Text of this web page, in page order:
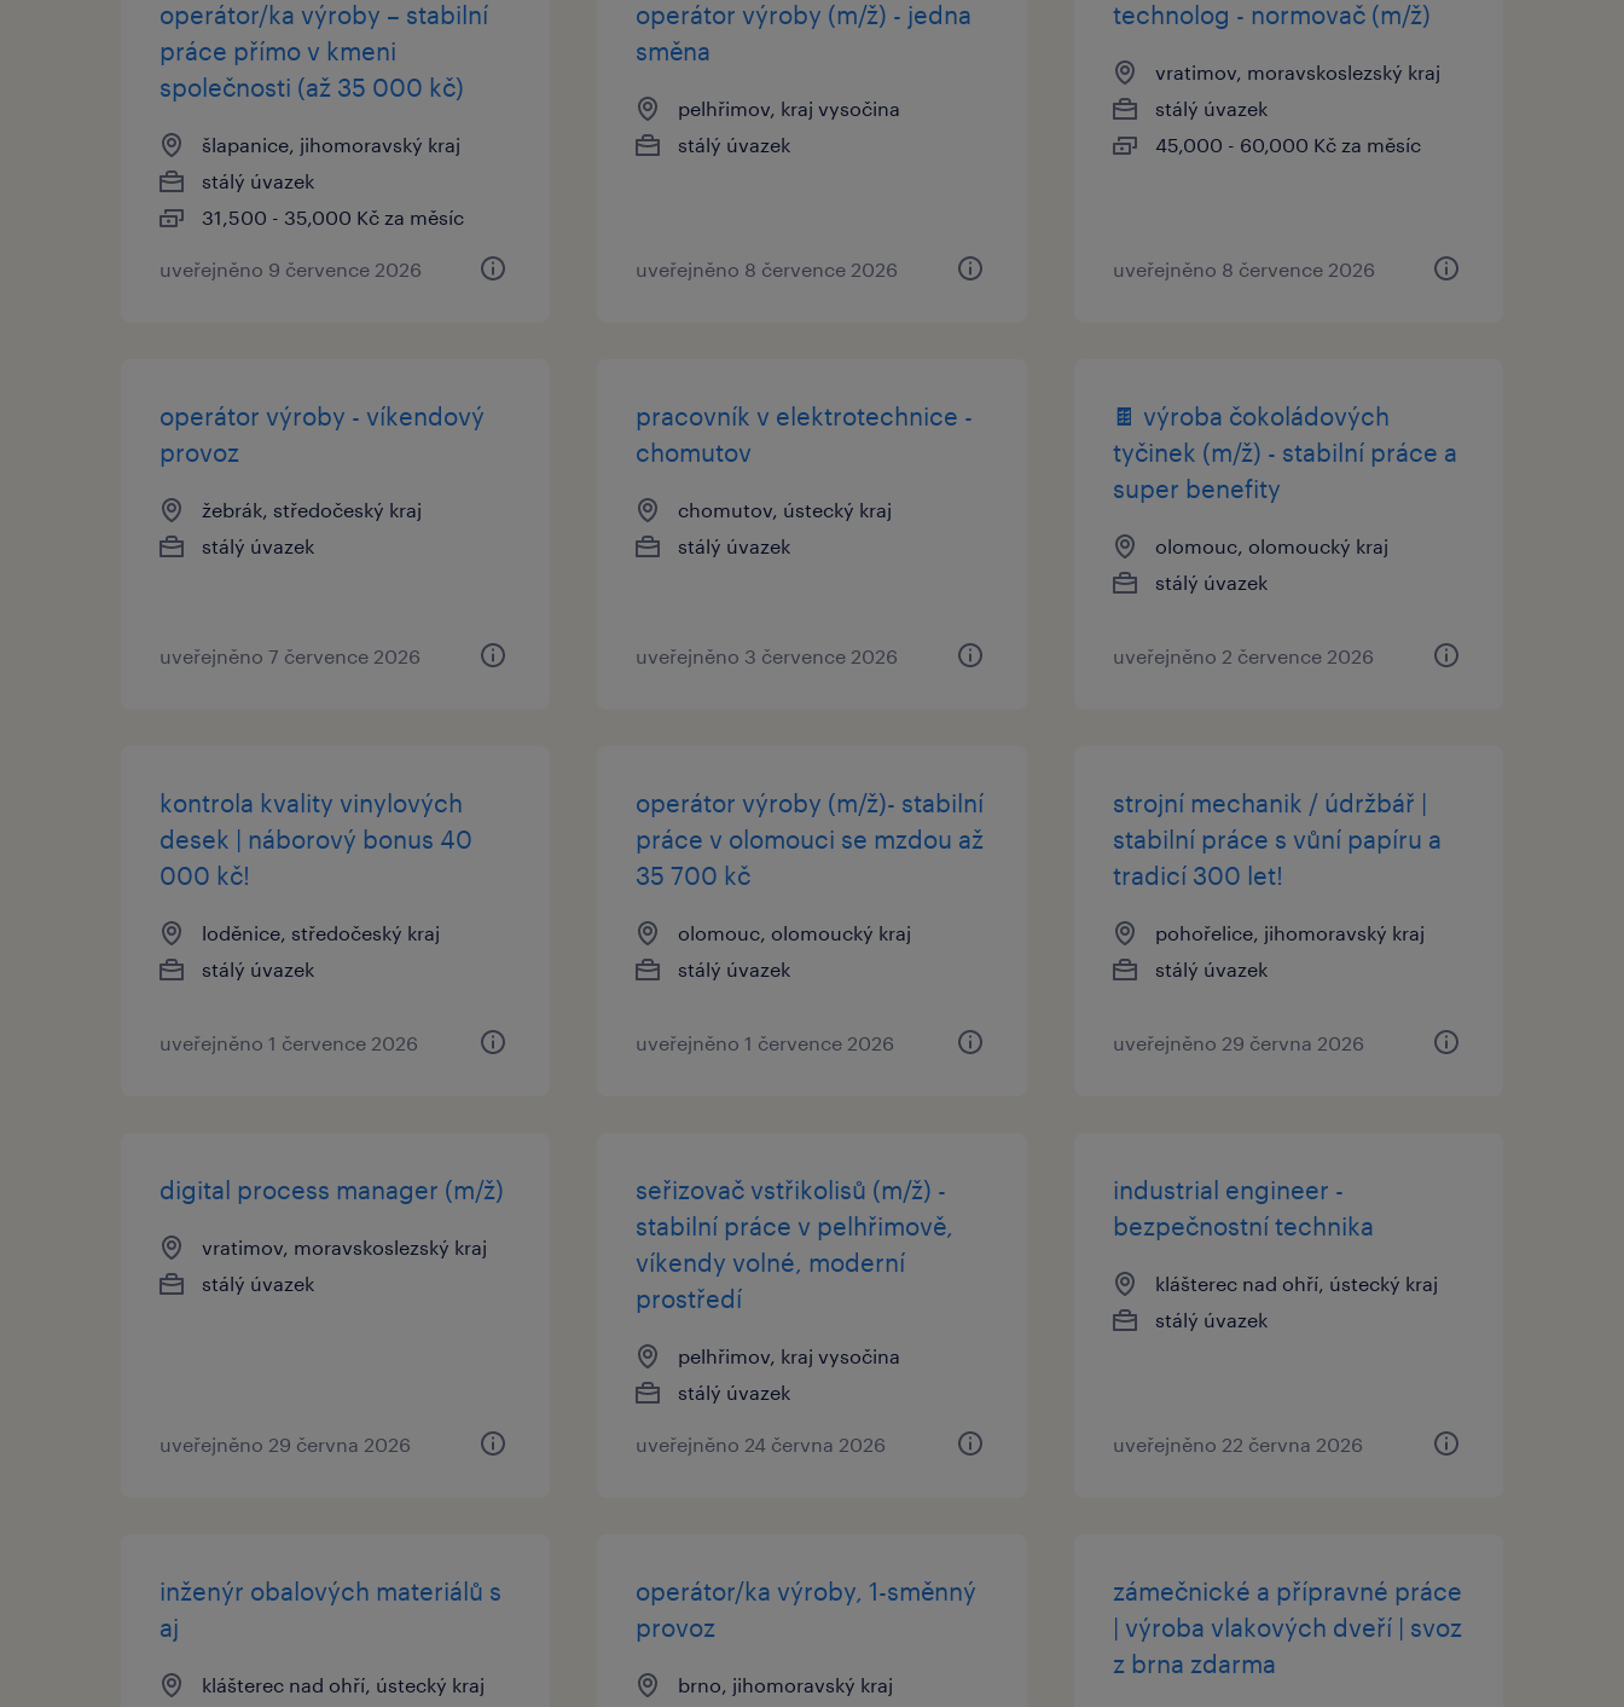
operátor/ka výroby – stabilní
práce přímo v kmeni
společnosti (až 35 000 kč)
šlapanice, jihomoravský kraj
stálý úvazek
31,500 - 35,000 Kč za měsíc
uveřejněno 9 července 2026
operátor výroby (m/ž) - jedna
směna
pelhřimov, kraj vysočina
stálý úvazek
uveřejněno 8 července 2026
technolog - normovač (m/ž)
vratimov, moravskoslezský kraj
stálý úvazek
45,000 - 60,000 Kč za měsíc
uveřejněno 8 července 2026
operátor výroby - víkendový
provoz
žebrák, středočeský kraj
stálý úvazek
uveřejněno 7 července 2026
pracovník v elektrotechnice -
chomutov
chomutov, ústecký kraj
stálý úvazek
uveřejněno 3 července 2026
🍫 výroba čokoládových
tyčinek (m/ž) - stabilní práce a
super benefity
olomouc, olomoucký kraj
stálý úvazek
uveřejněno 2 července 2026
kontrola kvality vinylových
desek | náborový bonus 40
000 kč!
loděnice, středočeský kraj
stálý úvazek
uveřejněno 1 července 2026
operátor výroby (m/ž)- stabilní
práce v olomouci se mzdou až
35 700 kč
olomouc, olomoucký kraj
stálý úvazek
uveřejněno 1 července 2026
strojní mechanik / údržbář |
stabilní práce s vůní papíru a
tradicí 300 let!
pohořelice, jihomoravský kraj
stálý úvazek
uveřejněno 29 června 2026
digital process manager (m/ž)
vratimov, moravskoslezský kraj
stálý úvazek
uveřejněno 29 června 2026
seřizovač vstřikolisů (m/ž) -
stabilní práce v pelhřimově,
víkendy volné, moderní
prostředí
pelhřimov, kraj vysočina
stálý úvazek
uveřejněno 24 června 2026
industrial engineer -
bezpečnostní technika
klášterec nad ohří, ústecký kraj
stálý úvazek
uveřejněno 22 června 2026
inženýr obalových materiálů s
aj
klášterec nad ohří, ústecký kraj
operátor/ka výroby, 1-směnný
provoz
brno, jihomoravský kraj
zámečnické a přípravné práce
| výroba vlakových dveří | svoz
z brna zdarma